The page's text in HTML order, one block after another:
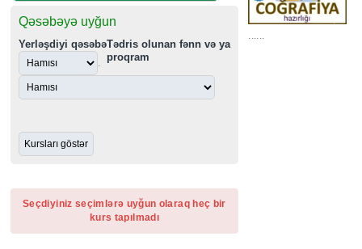
Qəsəbəyə uyğun
Yerləşdiyi qəsəbə
.
Tədris olunan fənn və ya
proqram
Seçdiyiniz seçimlərə uyğun olaraq heç bir
kurs tapılmadı
......